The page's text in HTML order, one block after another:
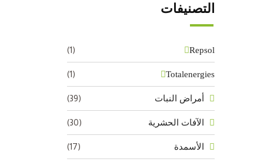
التصنيفات
Repsol
(1)
Totalenergies
(1)
أمراض النبات (39)
الآفات الحشرية (30)
الأسمدة (17)